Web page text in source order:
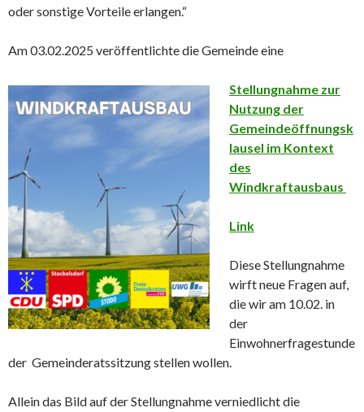
oder sonstige Vorteile erlangen.“
Am 03.02.2025 veröffentlichte die Gemeinde eine
Stellungnahme zur
Nutzung der
Gemeindeöffnungsk
lausel im Kontext
des
Windkraftausbaus
Link
Diese Stellungnahme
wirft neue Fragen auf,
die wir am 10.02. in
der
Einwohnerfragestunde
der Gemeinderatssitzung stellen wollen.
Allein das Bild auf der Stellungnahme verniedlicht die